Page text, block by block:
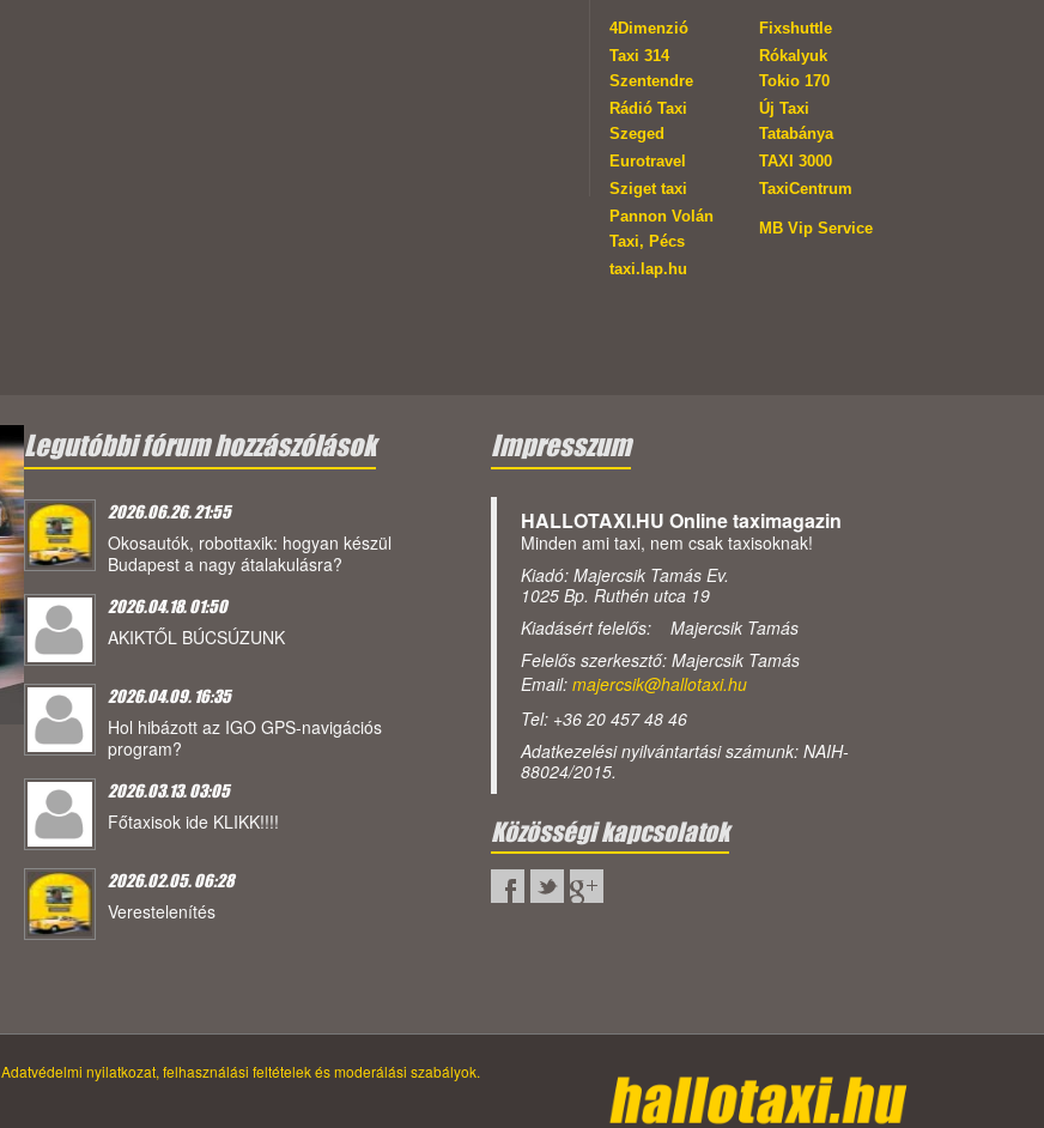
4Dimenzió
Fixshuttle
Taxi 314
Szentendre
Rókalyuk
Tokio 170
Rádió Taxi
Szeged
Új Taxi
Tatabánya
Eurotravel
TAXI 3000
Sziget taxi
TaxiCentrum
Pannon Volán
Taxi, Pécs
MB Vip Service
taxi.lap.hu
Legutóbbi fórum hozzászólások
2026.06.26. 21:55
Okosautók, robottaxik: hogyan készül
Budapest a nagy átalakulásra?
2026.04.18. 01:50
AKIKTŐL BÚCSÚZUNK
2026.04.09. 16:35
Hol hibázott az IGO GPS-navigációs
program?
2026.03.13. 03:05
Főtaxisok ide KLIKK!!!!
2026.02.05. 06:28
Verestelenítés
Impresszum
HALLOTAXI.HU Online taximagazin
Minden ami taxi, nem csak taxisoknak!
Kiadó: Majercsik Tamás Ev.
1025 Bp. Ruthén utca 19
Kiadásért felelős: Majercsik Tamás
Felelős szerkesztő: Majercsik Tamás
Email: majercsik@hallotaxi.hu
Tel: +36 20 457 48 46
Adatkezelési nyilvántartási számunk: NAIH-
88024/2015.
Közösségi kapcsolatok
Adatvédelmi nyilatkozat, felhasználási feltételek és moderálási szabályok.